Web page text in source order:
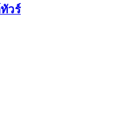
วร์